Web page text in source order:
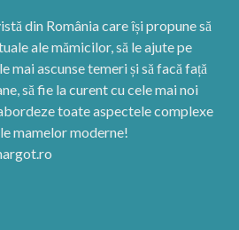
din România care își propune să
ale mămicilor, să le ajute pe
mai ascunse temeri și să facă față
să fie la curent cu cele mai noi
toate aspectele complexe
mamelor moderne!